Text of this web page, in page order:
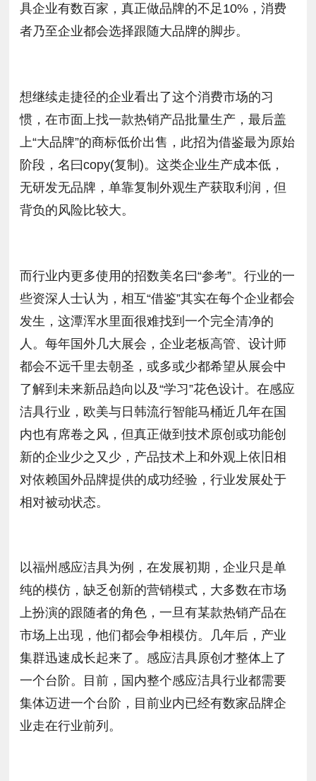
具企业有数百家，真正做品牌的不足10%，消费
者乃至企业都会选择跟随大品牌的脚步。
想继续走捷径的企业看出了这个消费市场的习
惯，在市面上找一款热销产品批量生产，最后盖
上“大品牌”的商标低价出售，此招为借鉴最为原始
阶段，名曰copy(复制)。这类企业生产成本低，
无研发无品牌，单靠复制外观生产获取利润，但
背负的风险比较大。
而行业内更多使用的招数美名曰“参考”。行业的一
些资深人士认为，相互“借鉴”其实在每个企业都会
发生，这潭浑水里面很难找到一个完全清净的
人。每年国外几大展会，企业老板高管、设计师
都会不远千里去朝圣，或多或少都希望从展会中
了解到未来新品趋向以及“学习”花色设计。在感应
洁具行业，欧美与日韩流行智能马桶近几年在国
内也有席卷之风，但真正做到技术原创或功能创
新的企业少之又少，产品技术上和外观上依旧相
对依赖国外品牌提供的成功经验，行业发展处于
相对被动状态。
以福州感应洁具为例，在发展初期，企业只是单
纯的模仿，缺乏创新的营销模式，大多数在市场
上扮演的跟随者的角色，一旦有某款热销产品在
市场上出现，他们都会争相模仿。几年后，产业
集群迅速成长起来了。感应洁具原创才整体上了
一个台阶。目前，国内整个感应洁具行业都需要
集体迈进一个台阶，目前业内已经有数家品牌企
业走在行业前列。